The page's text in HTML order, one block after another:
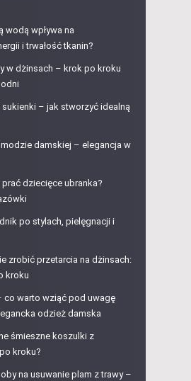
wodą wpływa na
i trwałość tkanin?
w dżinsach – krok po kroku
– jak stworzyć idealną
damskiej – elegancja w
dziecięce ubranka?
po stylach, pielęgnacji i
zrobić przetarcia na dżinsach:
kroku
co warto wziąć pod uwagę
odzież damska
śmieszne koszulki z
kroku?
na usuwanie plam z trawy –